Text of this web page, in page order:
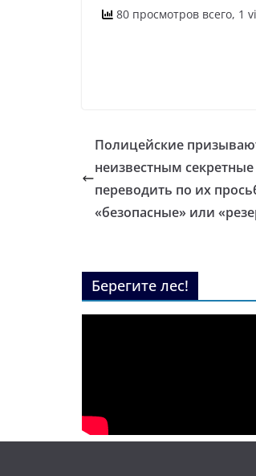
80 просмотров всего, 1
Полицейские
неизвестным
переводить по их
«безопасные» или
Берегите лес!